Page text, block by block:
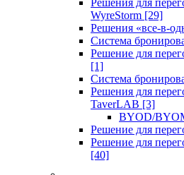
Решения для
WyreStorm [29]
Решения «все-в-
Система
Решение для
[1]
Система
Решения для
TaverLAB [3]
BYOD/
Решение для
Решение для
[40]